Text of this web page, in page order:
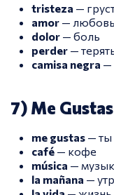
tristeza —
amor — любовь
dolor — боль
perder —
camisa negra —
7) Me
me gustas — ты
café — кофе
música —
la mañana —